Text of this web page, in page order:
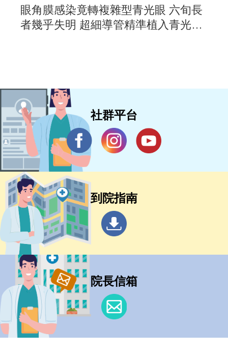
眼角膜感染竟轉複雜型青光眼 六旬長
者幾乎失明 超細導管精準植入青光眼
社群平台
到院指南
院長信箱